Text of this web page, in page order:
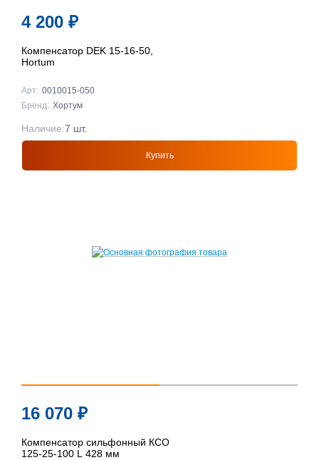
4 200 ₽
Компенсатор DEK 15-16-50,
Hortum
Арт: 0010015-050
Бренд: Хортум
Купить
Наличие:7 шт.
16 070 ₽
Компенсатор сильфонный КСО
125-25-100 L 428 мм